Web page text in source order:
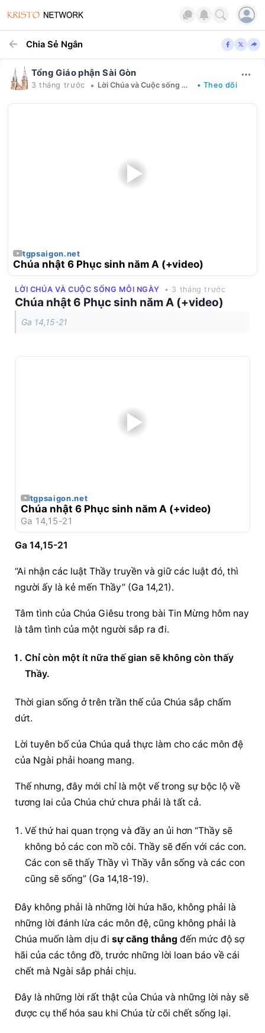
Chia Sẻ Ngắn
Tổng Giáo phận Sài Gòn
3 tháng trước • Lời Chúa và Cuộc sống mỗi ngày • Theo dõi
tgpsaigon.net
Chúa nhật 6 Phục sinh năm A (+video)
LỜI CHÚA VÀ CUỘC SỐNG MỖI NGÀY • 3 tháng trước
Chúa nhật 6 Phục sinh năm A (+video)
Ga 14,15-21
tgpsaigon.net
Chúa nhật 6 Phục sinh năm A (+video)
Ga 14,15-21
Ga 14,15-21
“Ai nhận các luật Thầy truyền và giữ các luật đó, thì
người ấy là kẻ mến Thầy” (Ga 14,21).
Tâm tình của Chúa Giêsu trong bài Tin Mừng hôm nay
là tâm tình của một người sắp ra đi.
Chỉ còn một ít nữa thế gian sẽ không còn thấy
Thầy.
Thời gian sống ở trên trần thế của Chúa sắp chấm
dứt.
Lời tuyên bố của Chúa quả thực làm cho các môn đệ
của Ngài phải hoang mang.
Thế nhưng, đây mới chỉ là một vế trong sự bộc lộ về
tương lai của Chúa chứ chưa phải là tất cả.
Vế thứ hai quan trọng và đầy an ủi hơn “Thầy sẽ
không bỏ các con mồ côi. Thầy sẽ đến với các con.
Các con sẽ thấy Thầy vì Thầy vẫn sống và các con
cũng sẽ sống” (Ga 14,18-19).
Đây không phải là những lời hứa hão, không phải là
những lời đánh lừa các môn đệ, cũng không phải là
Chúa muốn làm dịu đi sự căng thẳng đến mức độ sợ
hãi của các tông đồ, trước những lời loan báo về cái
chết mà Ngài sắp phải chịu.
Đây là những lời rất thật của Chúa và những lời này sẽ
được cụ thể hóa sau khi Chúa từ cõi chết sống lại.